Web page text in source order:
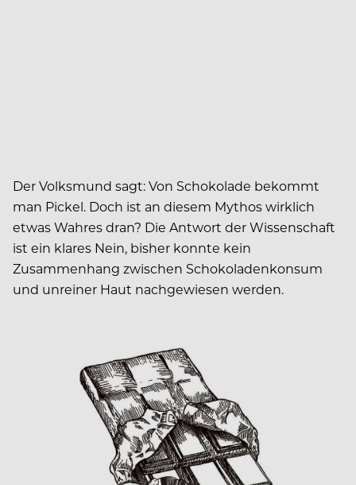
Der Volksmund sagt: Von Schokolade bekommt
man Pickel. Doch ist an diesem Mythos wirklich
etwas Wahres dran? Die Antwort der Wissenschaft
ist ein klares Nein, bisher konnte kein
Zusammenhang zwischen Schokoladenkonsum
und unreiner Haut nachgewiesen werden.